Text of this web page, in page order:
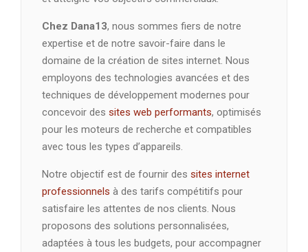
Chez Dana13, nous sommes fiers de notre
expertise et de notre savoir-faire dans le
domaine de la création de sites internet. Nous
employons des technologies avancées et des
techniques de développement modernes pour
concevoir des sites web performants, optimisés
pour les moteurs de recherche et compatibles
avec tous les types d’appareils.
Notre objectif est de fournir des sites internet
professionnels à des tarifs compétitifs pour
satisfaire les attentes de nos clients. Nous
proposons des solutions personnalisées,
adaptées à tous les budgets, pour accompagner